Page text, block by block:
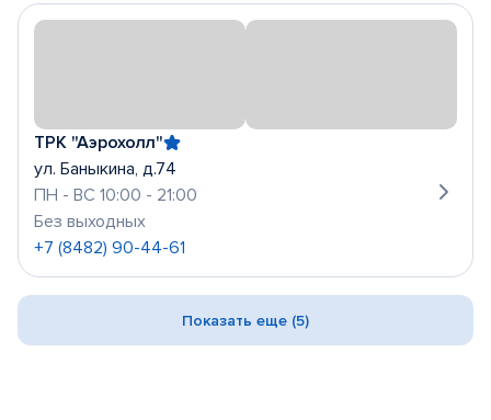
ТРК "Аэрохолл"
ул. Баныкина, д.74
ПН - ВС 10:00 - 21:00
Без выходных
+7 (8482) 90-44-61
Показать еще (5)